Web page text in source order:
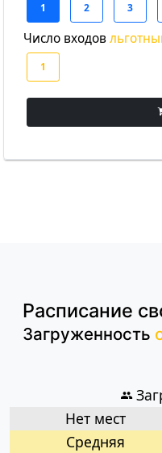
Число входов
Расписание
Загруженность
Нет мест
Cредняя